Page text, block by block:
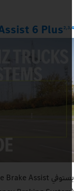
6 Plus